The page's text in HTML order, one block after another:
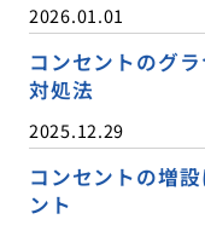
2026.01.01
コンセントのグ
対処法
2025.12.29
コンセントの増
ント